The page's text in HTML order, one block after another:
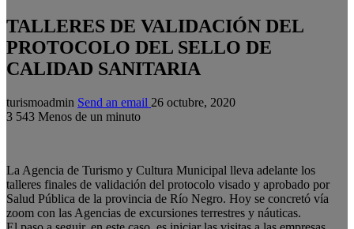
TALLERES DE VALIDACIÓN DEL
PROTOCOLO DEL SELLO DE
CALIDAD SANITARIA
turismoadmin Send an email 26 octubre, 2020
3 543 Menos de un minuto
La Agencia de Turismo y Cultura Municipal lleva adelante los
talleres finales de validación del protocolo visado y aprobado por
Salud Pública de la provincia de Río Negro. Hoy se concretó vía
zoom con las Agencias de excursiones terrestres y náuticas.